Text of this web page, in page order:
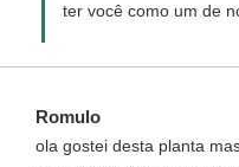
ter você como um de
Romulo
ola gostei desta planta